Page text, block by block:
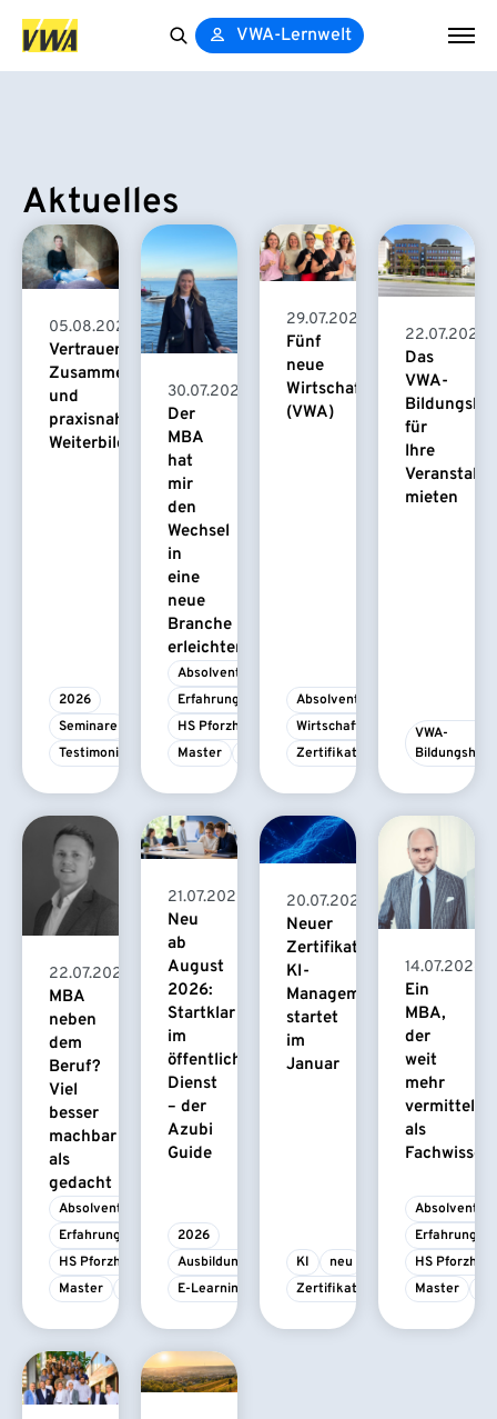
VWA-Lernwelt
Aktuelles
05.08.2026
Vertrauensvolle
Zusammenarbeit
und
praxisnahe
Weiterbildung
2026
Seminare
Testimonial
30.07.2026
Der
MBA
hat
mir
den
Wechsel
in
eine
neue
Branche
erleichtert
Absolvent/-in
Erfahrungsbericht
HS Pforzheim
Master
29.07.2026
Fünf
neue
Wirtschaftspsychologinnen
(VWA)
Absolvent/-in
Wirtschaftspsychologie
Zertifikatskurs
22.07.2026
Das
VWA-
für
Ihre
mieten
VWA-
Bildungshaus
22.07.2026
MBA
neben
dem
Beruf?
Viel
besser
machbar
als
gedacht
Absolvent/-in
Erfahrungsbericht
HS Pforzheim
Master
21.07.2026
Neu
ab
August
2026:
Startklar
im
öffentlichen
Dienst
– der
Azubi
Guide
2026
Ausbildung
E-Learning
20.07.2026
Neuer
Zertifikatskurs
KI-
Management
startet
im
Januar
KI
neu
Zertifikatskurs
14.07.2026
Ein
MBA,
der
weit
mehr
vermittelt
als
Fachwissen
Absolvent/-
HS
Master